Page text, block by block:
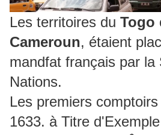
Les territoires du Togo
Cameroun, étaient
mandfat français par la
Nations.
Les premiers
1633. à Titre d'Exemple